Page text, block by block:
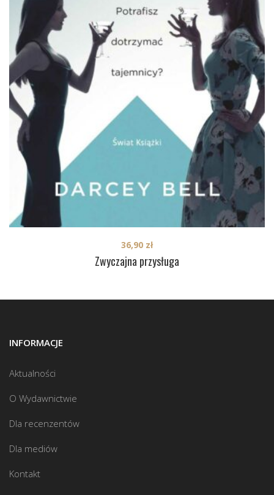
Zwyczajna przysługa
36,90 zł
INFORMACJE
Aktualności
O Wydawnictwie
Dla recenzentów
Dla mediów
Kontakt